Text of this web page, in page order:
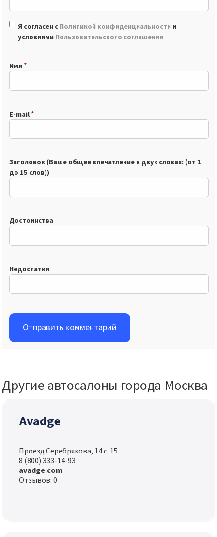
Я согласен с Политикой конфиденциальности и
условиями Пользовательского соглашения
Имя *
E-mail *
Заголовок (Ваше общее впечатление в двух словах: (от 1
до 15 слов))
Достоинства
Недостатки
Отправить комментарий
Другие автосалоны города Москва
Avadge
Проезд Серебрякова, 14 с. 15
8 (800) 333-14-93
avadge.com
Отзывов: 0